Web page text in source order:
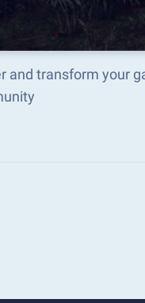
and transform your